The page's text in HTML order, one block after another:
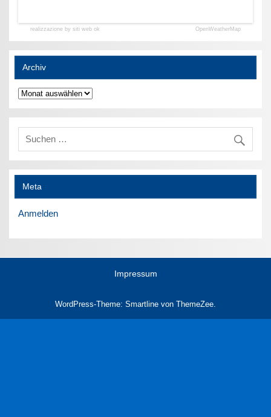
realizzazione by siti web ok OpenWeatherMap
Archiv
Archiv
Meta
Anmelden
Impressum
WordPress-Theme: Smartline von ThemeZee.